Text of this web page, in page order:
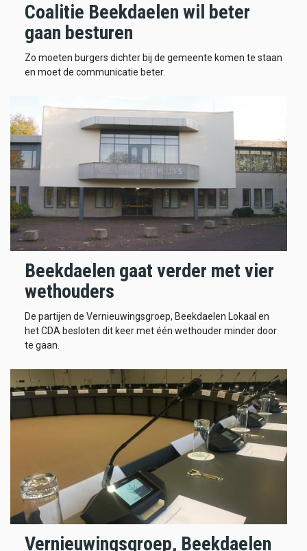
Coalitie Beekdaelen wil beter
gaan besturen
Zo moeten burgers dichter bij de gemeente komen te staan
en moet de communicatie beter.
Beekdaelen gaat verder met vier
wethouders
De partijen de Vernieuwingsgroep, Beekdaelen Lokaal en
het CDA besloten dit keer met één wethouder minder door
te gaan.
Vernieuwingsgroep, Beekdaelen